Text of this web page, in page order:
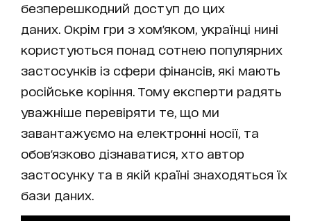
безперешкодний доступ до цих
даних. Окрім гри з хом'яком, українці нині
користуються понад сотнею популярних
застосунків із сфери фінансів, які мають
російське коріння. Тому експерти радять
уважніше перевіряти те, що ми
завантажуємо на електронні носії, та
обов'язково дізнаватися, хто автор
застосунку та в якій країні знаходяться їх
бази даних.